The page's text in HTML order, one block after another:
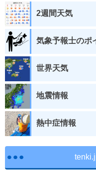
2週間天気
気象予報士のポ
世界天気
地震情報
熱中症情報